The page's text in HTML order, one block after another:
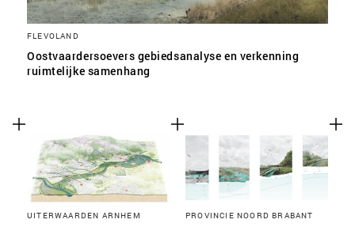
FLEVOLAND
Oostvaardersoevers gebiedsanalyse en verkenning
ruimtelijke samenhang
UITERWAARDEN ARNHEM PROVINCIE NOORD BRABANT